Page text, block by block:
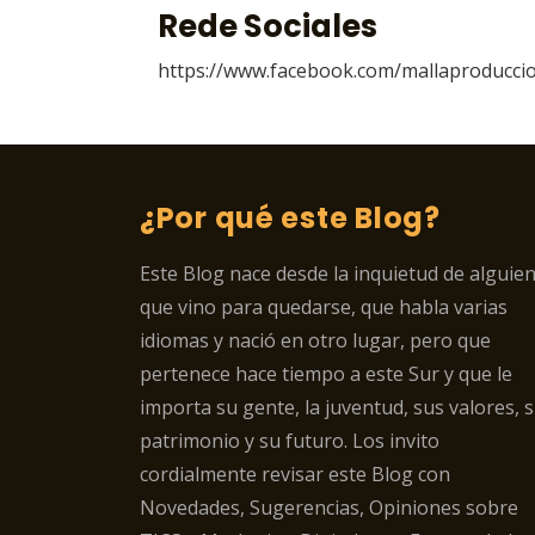
Rede Sociales
https://www.facebook.com/
¿Por qué este Blog?
Este Blog nace desde la inquietud de alguien
que vino para quedarse, que habla varias
idiomas y nació en otro lugar, pero que
pertenece hace tiempo a este Sur y que le
importa su gente, la juventud, sus valores,
patrimonio y su futuro. Los invito
cordialmente revisar este Blog con
Novedades, Sugerencias, Opiniones sobre